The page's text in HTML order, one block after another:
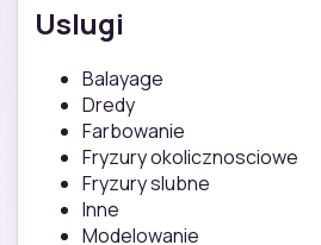
Uslugi
Balayage
Dredy
Farbowanie
Fryzury okolicznosciowe
Fryzury slubne
Inne
Modelowanie